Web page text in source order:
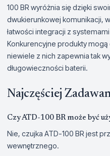
100 BR wyróżnia się dzięki
dwukierunkowej komunikacji,
łatwości integracji z
Konkurencyjne produkty
niewiele z nich zapewnia tak
długowieczności baterii.
Najczęściej
Czy ATD-100 BR może być
Nie, czujka ATD-100 BR jest
wewnętrznego.